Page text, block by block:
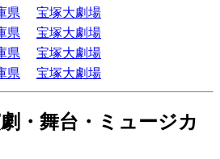
県
宝塚大劇場
県
宝塚大劇場
県
宝塚大劇場
県 宝塚大劇場
・舞台・ミュージカ